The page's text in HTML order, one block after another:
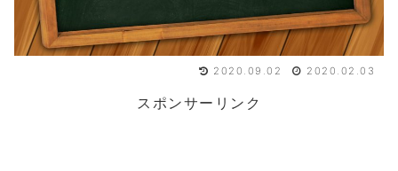
2020.09.02 2020.02.03
スポンサーリンク